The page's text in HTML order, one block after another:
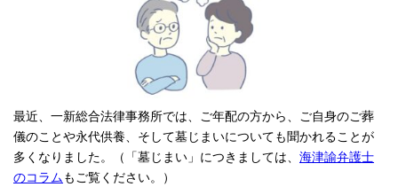
最近、一新総合法律事務所では、ご年配の方から、ご自身のご葬
儀のことや永代供養、そして墓じまいについても聞かれることが
多くなりました。（「墓じまい」につきましては、 海津諭弁護士
のコラムもご覧ください。）